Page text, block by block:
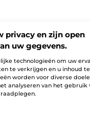
privacy en zijn open
uw gegevens.
technologieën om uw
te verkrijgen en u inhoud
worden voor diverse
analyseren van het gebruik
raadplegen.